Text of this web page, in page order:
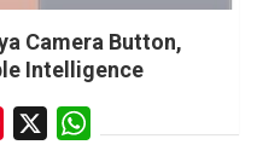
Camera Button,
Intelligence
P
X